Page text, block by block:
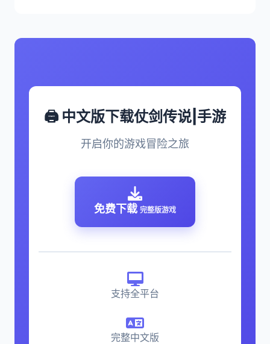
🖨️ 中文版下载仗剑传说|手游
开启你的游戏冒险之旅
免费下载 完整版游戏
支持全平台
完整中文版